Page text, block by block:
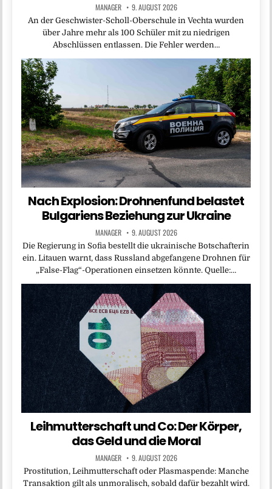
MANAGER 9. AUGUST 2026
An der Geschwister-Scholl-Oberschule in Vechta wurden
über Jahre mehr als 100 Schüler mit zu niedrigen
Abschlüssen entlassen. Die Fehler werden…
Nach Explosion: Drohnenfund belastet
Bulgariens Beziehung zur Ukraine
MANAGER 9. AUGUST 2026
Die Regierung in Sofia bestellt die ukrainische Botschafterin
ein. Litauen warnt, dass Russland abgefangene Drohnen für
„False-Flag“-Operationen einsetzen könnte. Quelle:…
Leihmutterschaft und Co: Der Körper,
das Geld und die Moral
MANAGER 9. AUGUST 2026
Prostitution, Leihmutterschaft oder Plasmaspende: Manche
Transaktion gilt als unmoralisch, sobald dafür bezahlt wird.